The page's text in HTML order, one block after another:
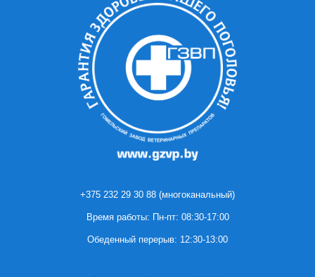
+375 232 29 30 88 (многоканальный)
Время работы: Пн-пт: 08:30-17:00
Обеденный перерыв: 12:30-13:00